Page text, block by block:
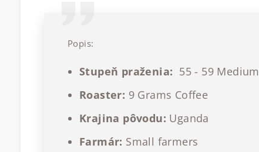
Popis:
Stupeň praženia: 55 - 59 Medium
Roaster: 9 Grams Coffee
Krajina pôvodu: Uganda
Farmár: Small farmers